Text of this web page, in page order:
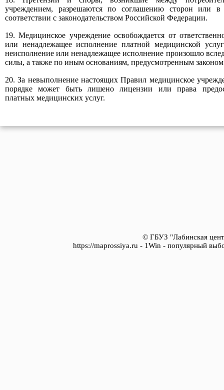
учреждением, разрешаются по соглашению сторон или в
соответствии с законодательством Российской Федерации.
19. Медицинское учреждение освобождается от
или ненадлежащее исполнение платной медицинской
неисполнение или ненадлежащее исполнение произошло
силы, а также по иным основаниям, предусмотренным
20. За невыполнение настоящих Правил медицинское
порядке может быть лишено лицензии или права
платных медицинских услуг.
© ГБУЗ "Лабинская
https://maprossiya.ru - 1Win - популярный